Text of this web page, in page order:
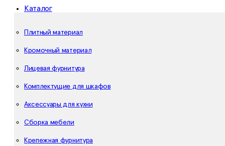
Каталог
Плитный материал
Кромочный материал
Лицевая фурнитура
Комплектущие для шкафов
Аксессуары для кухни
Сборка мебели
Крепежная фурнитура